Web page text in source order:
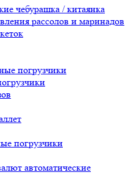
чебурашка / китаянка
рассолов и маринадов
погрузчики
погрузчики
автоматические